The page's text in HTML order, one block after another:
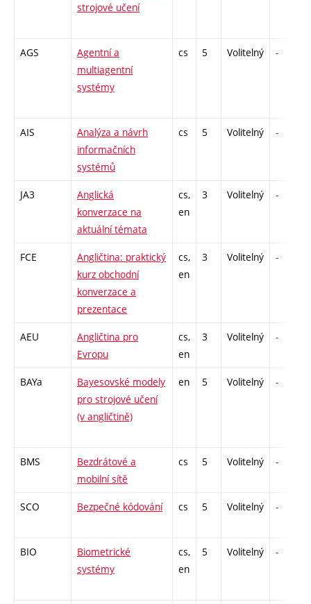
strojové učení
AGS
Agentní a
multiagentní
systémy
cs 5 Volitelný -
AIS
Analýza a návrh
informačních
systémů
cs 5 Volitelný -
JA3
Anglická
konverzace na
aktuální témata
cs,
en
3 Volitelný -
FCE
Angličtina: praktický
kurz obchodní
konverzace a
prezentace
cs,
en
3 Volitelný -
AEU
Angličtina pro
Evropu
cs,
en
3 Volitelný -
BAYa
Bayesovské modely
pro strojové učení
(v angličtině)
en 5 Volitelný -
BMS
Bezdrátové a
mobilní sítě
cs 5 Volitelný -
SCO Bezpečné kódování cs 5 Volitelný -
BIO
Biometrické
systémy
cs,
en
5 Volitelný -